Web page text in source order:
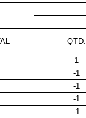
QTD.
1
-1
-1
-1
-1